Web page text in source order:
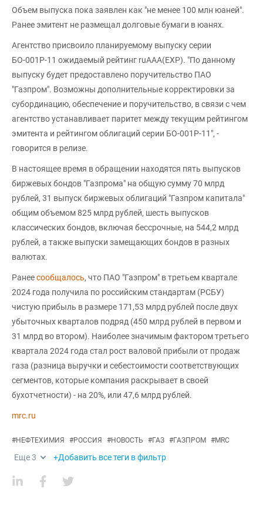
Объем выпуска пока заявлен как "не менее 100 млн юаней".
Ранее эмитент не размещал долговые бумаги в юанях.
Агентство присвоило планируемому выпуску серии
БО-001Р-11 ожидаемый рейтинг ruAAA(EXP). "По данному
выпуску будет предоставлено поручительство ПАО
"Газпром". Возможны дополнительные корректировки за
субординацию, обеспечение и поручительство, в связи с чем
агентство устанавливает паритет между текущим рейтингом
эмитента и рейтингом облигаций серии БО-001Р-11", -
говорится в релизе.
В настоящее время в обращении находятся пять выпусков
биржевых бондов "Газпрома" на общую сумму 70 млрд
рублей, 31 выпуск биржевых облигаций "Газпром капитала"
общим объемом 825 млрд рублей, шесть выпусков
классических бондов, включая бессрочные, на 544,2 млрд
рублей, а также выпуски замещающих бондов в разных
валютах.
Ранеесообщалось, что ПАО "Газпром" в третьем квартале
2024 года получила по российским стандартам (РСБУ)
чистую прибыль в размере 171,53 млрд рублей после двух
убыточных кварталов подряд (450 млрд рублей в первом и
31 млрд во втором). Наиболее значимым фактором третьего
квартала 2024 года стал рост валовой прибыли от продаж
газа (разница выручки и себестоимости соответствующих
сегментов, которые компания раскрывает в своей
бухотчетности) - на 20%, или 47,6 млрд рублей.
mrc.ru
#НЕФТЕХИМИЯ #РОССИЯ #НОВОСТЬ #ГАЗ #ГАЗПРОМ #MRC
Еще3 +Добавить все теги в фильтр